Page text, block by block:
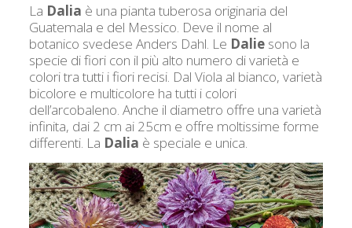
La Dalia è una pianta tuberosa originaria del
Guatemala e del Messico. Deve il nome al
botanico svedese Anders Dahl. Le Daliesono la
specie di fiori con il più alto numero di varietà e
colori tra tutti i fiori recisi. Dal Viola al bianco, varietà
bicolore e multicolore ha tutti i colori
dell’arcobaleno. Anche il diametro offre una varietà
infinita, dai 2 cm ai 25cm e offre moltissime forme
differenti. La Dalia è speciale e unica.